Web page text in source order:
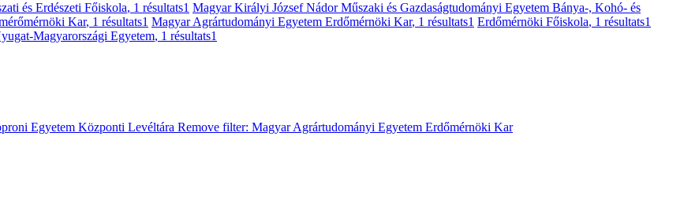
és Erdészeti Főiskola, 1 résultats1 Magyar Királyi József Nádor Műszaki és Gazdaságtudományi Egyetem Bánya-, Kohó- és
Kar, 1 résultats1 Magyar Agrártudományi Egyetem Erdőmérnöki Kar, 1 résultats1 Erdőmérnöki Főiskola, 1 résultats1
Magyarországi Egyetem, 1 résultats1
Egyetem Központi Levéltára Remove filter: Magyar Agrártudományi Egyetem Erdőmérnöki Kar